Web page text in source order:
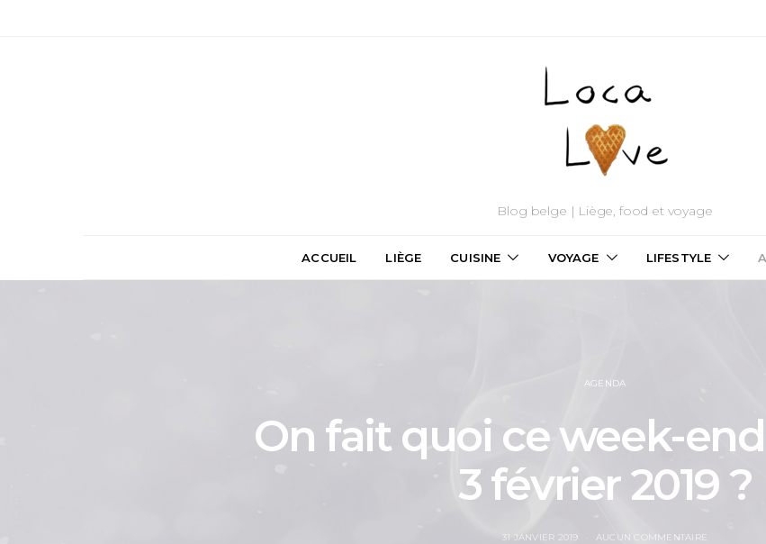
Blog belge | Liège, food et voyage
ACCUEIL LIÈGE CUISINE VOYAGE LIFESTYLE
AGENDA
On fait quoi ce week-
3 février 2019 ?
31 JANVIER 2019 AUCUN COMMENTAIRE